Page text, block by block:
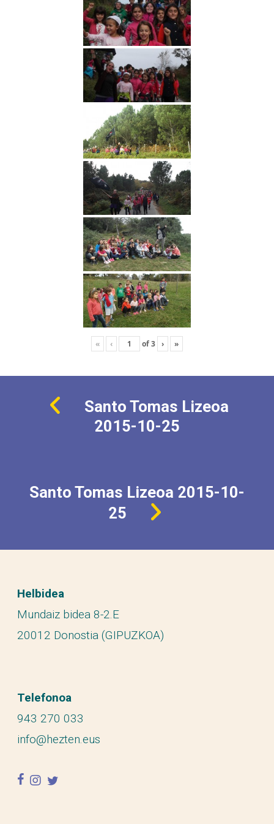
« ‹ of3 › »
Santo Tomas Lizeoa
2015-10-25
Santo Tomas Lizeoa 2015-10-
25
Helbidea
Mundaiz bidea 8-2.E
20012 Donostia (GIPUZKOA)
Telefonoa
943 270 033
info@hezten.eus
facebook
instagram
twitter